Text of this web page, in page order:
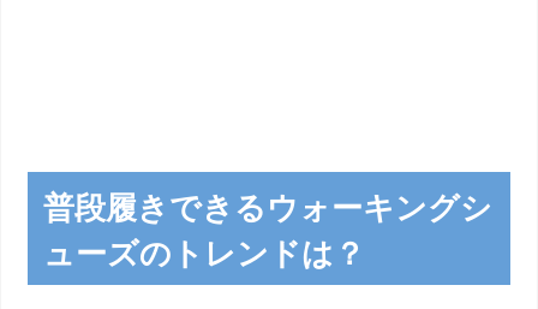
普段履きできるウォーキングシ
ューズのトレンドは？